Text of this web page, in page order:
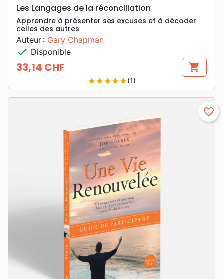
Les Langages de la réconciliation
Apprendre à présenter ses excuses et à décoder
celles des autres
Auteur : Gary Chapman
check Disponible
Prix
33,14 CHF shopping_cart
star star star star star(1)
favorite_border